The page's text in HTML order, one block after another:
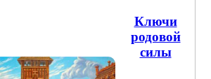
Ключи
родовой
силы